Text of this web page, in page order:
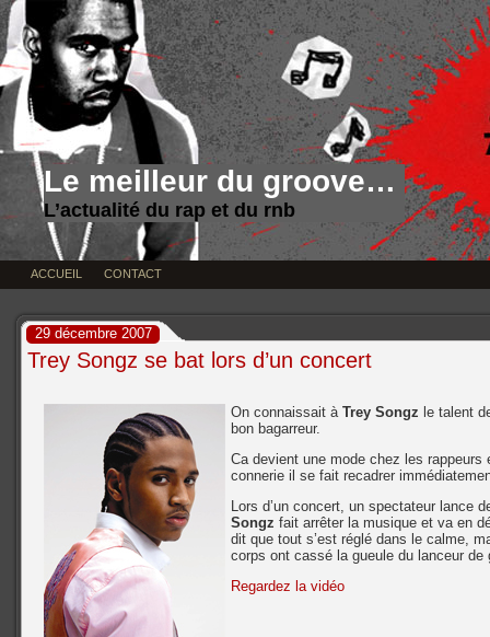
Le meilleur du groove…
L’actualité du rap et du rnb
ACCUEIL CONTACT
29 décembre 2007
Trey Songz se bat lors d’un concert
On connaissait à Trey Songz le talent
bon bagarreur.
Ca devient une mode chez les
connerie il se fait recadrer
Lors d’un concert, un spectateur lance
Songz fait arrêter la musique et va en
dit que tout s’est réglé dans le calme,
corps ont cassé la gueule du lanceur de
Regardez la vidéo